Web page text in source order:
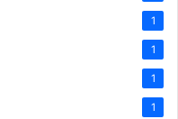
1
1
1
1